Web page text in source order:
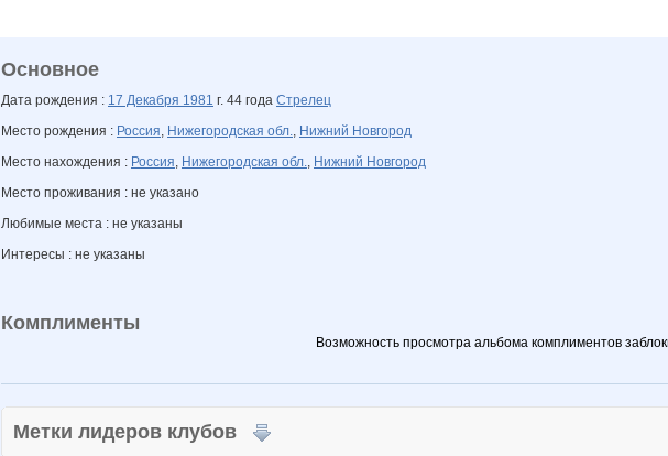
Основное
Дата рождения : 17 Декабря 1981 г. 44 года Стрелец
Место рождения : Россия, Нижегородская обл., Нижний Новгород
Место нахождения : Россия, Нижегородская обл., Нижний Новгород
Место проживания : не указано
Любимые места : не указаны
Интересы : не указаны
Комплименты
Возможность просмотра альбома комплиментов
Метки лидеров клубов